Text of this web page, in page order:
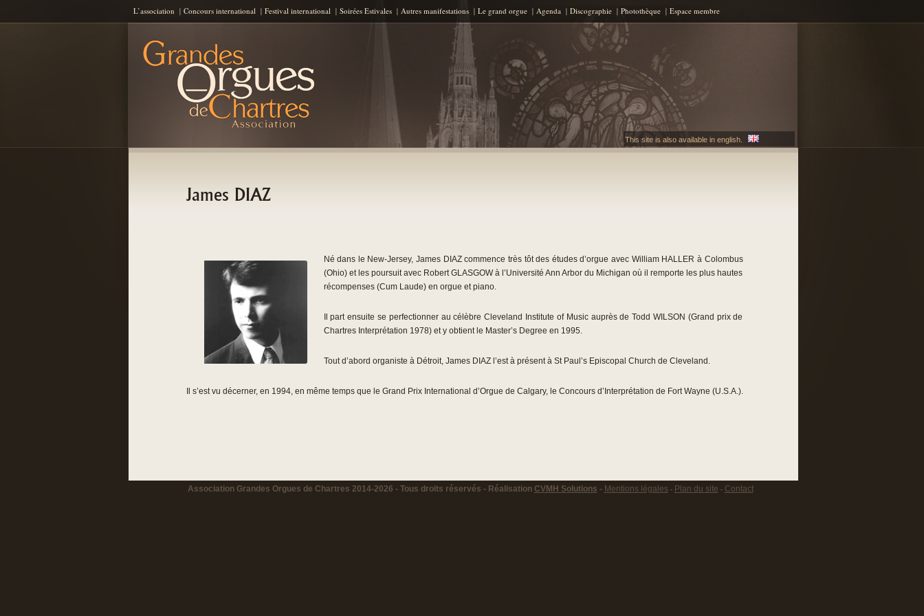
L’association Concours international Festival international Soirées Estivales Autres manifestations Le grand orgue Agenda Discographie Photothèque Espace membre
AGOC
This site is also available in english.
James DIAZ
Né dans le New-Jersey, James DIAZ commence très tôt des études d’orgue avec William HALLER à Colombus
(Ohio) et les poursuit avec Robert GLASGOW à l’Université Ann Arbor du Michigan où il remporte les plus hautes
récompenses (Cum Laude) en orgue et piano.
Il part ensuite se perfectionner au célèbre Cleveland Institute of Music auprès de Todd WILSON (Grand prix de
Chartres Interprétation 1978) et y obtient le Master’s Degree en 1995.
Tout d’abord organiste à Détroit, James DIAZ l’est à présent à St Paul’s Episcopal Church de Cleveland.
Il s’est vu décerner, en 1994, en même temps que le Grand Prix International d’Orgue de Calgary, le Concours d’Interprétation de Fort Wayne (U.S.A.).
Association Grandes Orgues de Chartres 2014-2026 - Tous droits réservés - Réalisation CVMH Solutions - Mentions légales Plan du site Contact